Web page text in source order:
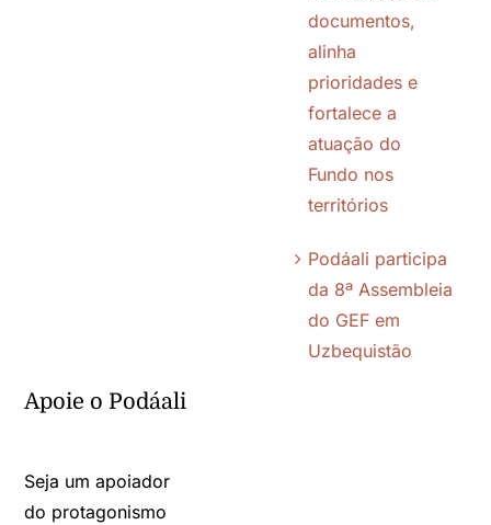
documentos,
alinha
prioridades e
fortalece a
atuação do
Fundo nos
territórios
Podáali participa
da 8ª Assembleia
do GEF em
Uzbequistão
Apoie o Podáali
Seja um apoiador
do protagonismo